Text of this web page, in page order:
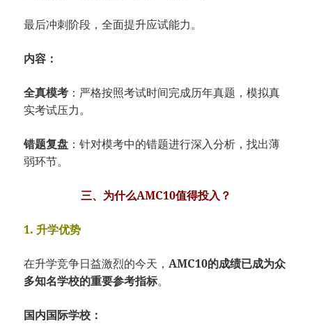
最后冲刺阶段，全面提升应试能力。
内容：
全真模考 ：严格按照考试时间完成历年真题，模拟真
实考试压力。
错题复盘 ：针对模考中的错题进行深入分析，找出薄
弱环节。
三、为什么AMC10值得投入？
1. 升学优势
在升学竞争日益激烈的今天，AMC10的成绩已成为众
多知名学校的重要参考指标。
国内国际学校：